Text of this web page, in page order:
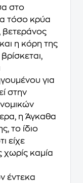
στο
τόσο κρύα
βετεράνος
η κόρη της
για
στην
η Άγκαθα
το ίδιο
είχε
χωρίς καμία
έντεκα